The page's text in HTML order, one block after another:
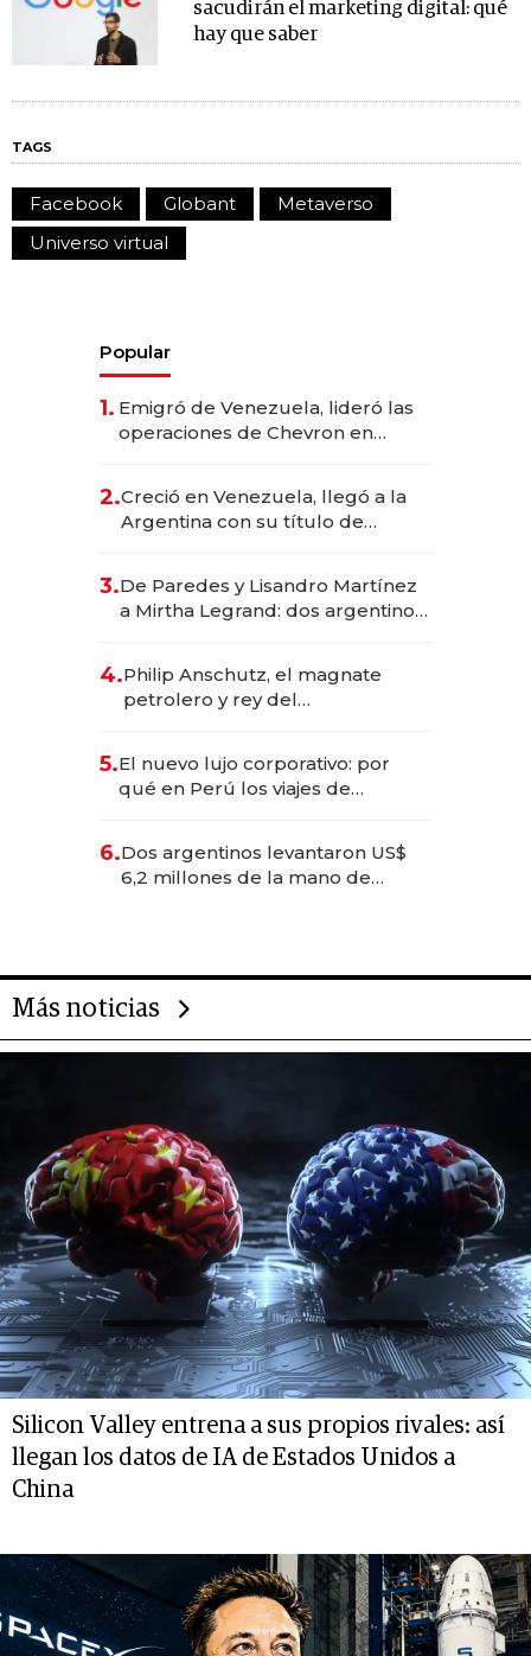
sacudirán el marketing digital: qué
hay que saber
TAGS
Facebook Globant
Metaverso
Universo virtual
Popular
1. Emigró de Venezuela, lideró las
operaciones de Chevron en
2.Creció en Venezuela, llegó a la
Argentina con su título de
las marcas "fast premium"
3.De Paredes y Lisandro Martínez
a Mirtha Legrand: dos argentinos
4.Philip Anschutz, el magnate
petrolero y rey del
Fénix
5.El nuevo lujo corporativo: por
qué en Perú los viajes de
para convertirse en experiencias
transformadoras
6.Dos argentinos levantaron US$
6,2 millones de la mano de
Más noticias
Silicon Valley entrena a sus propios rivales: así
llegan los datos de IA de Estados Unidos a
China